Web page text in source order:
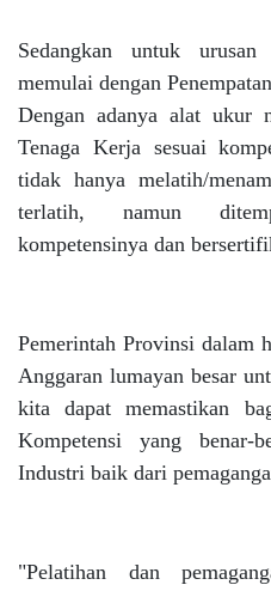
Sedangkan untuk urusan
memulai dengan
Dengan adanya alat ukur
Tenaga Kerja sesuai
tidak hanya melatih/
terlatih, namun
kompetensinya dan
Pemerintah Provinsi dalam
Anggaran lumayan besar
kita dapat memastikan
Kompetensi yang benar-
Industri baik dari
"Pelatihan dan